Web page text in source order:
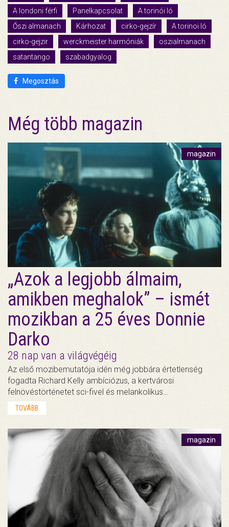
A londoni férfi
Panelkapcsolat
A torinói ló
Őszi almanach
Kárhozat cirko-gejzír
A torinoi ló
cirko-gejzir
werckmeister harmóniák
oszialmanach
satantango
szabadgyalog
Megosztás
Még több magazin
magazin
„Azok a legjobb álmaim,
amikben meghalok” – ismét
mozikban a 25 éves Donnie
Darko
28 nap van a világvégéig
Az első mozibemutatója idén még jobbára értetlenség
fogadta Richard Kelly ambíciózus, a kertvárosi
felnövéstörténetet sci-fivel és melankolikus…
TOVÁBB
magazin